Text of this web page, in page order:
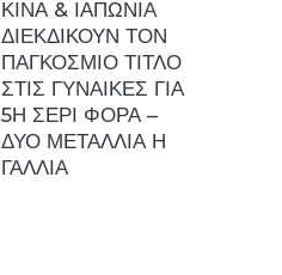
ΚΙΝΑ & ΙΑΠΩΝΙΑ
ΔΙΕΚΔΙΚΟΥΝ ΤΟΝ
ΠΑΓΚΟΣΜΙΟ ΤΙΤΛΟ
ΣΤΙΣ ΓΥΝΑΙΚΕΣ ΓΙΑ
5Η ΣΕΡΙ ΦΟΡΑ –
ΔΥΟ ΜΕΤΑΛΛΙΑ Η
ΓΑΛΛΙΑ